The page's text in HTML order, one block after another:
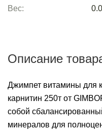
Вес:
Описание
Джимпет витамины для
карнитин 250т от
собой
минералов для